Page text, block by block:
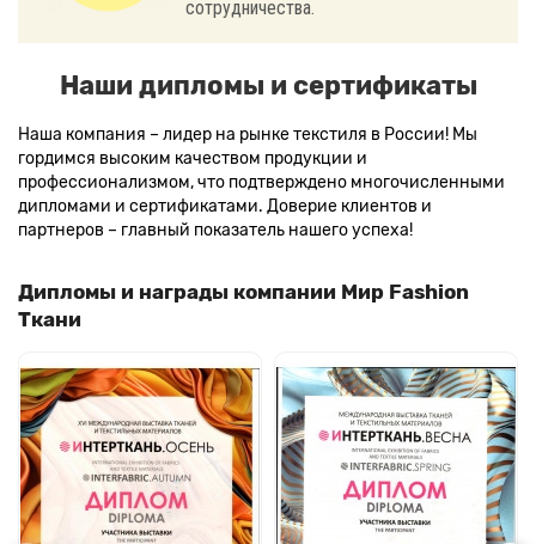
сотрудничества.
Наши дипломы и сертификаты
Наша компания – лидер на рынке текстиля в России! Мы
гордимся высоким качеством продукции и
профессионализмом, что подтверждено многочисленными
дипломами и сертификатами. Доверие клиентов и
партнеров – главный показатель нашего успеха!
Дипломы и награды компании Мир Fashion
Ткани